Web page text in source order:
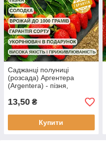
Саджанці полуниці
(розсада) Аргентера
(Argentera) - пізня,
транспортабельна
13,50 ₴
Купити